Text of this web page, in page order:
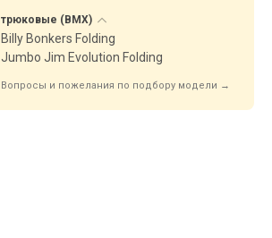
трюковые (BMX)
Billy Bonkers Folding
Jumbo Jim Evolution Folding
Вопросы и пожелания по подбору модели →